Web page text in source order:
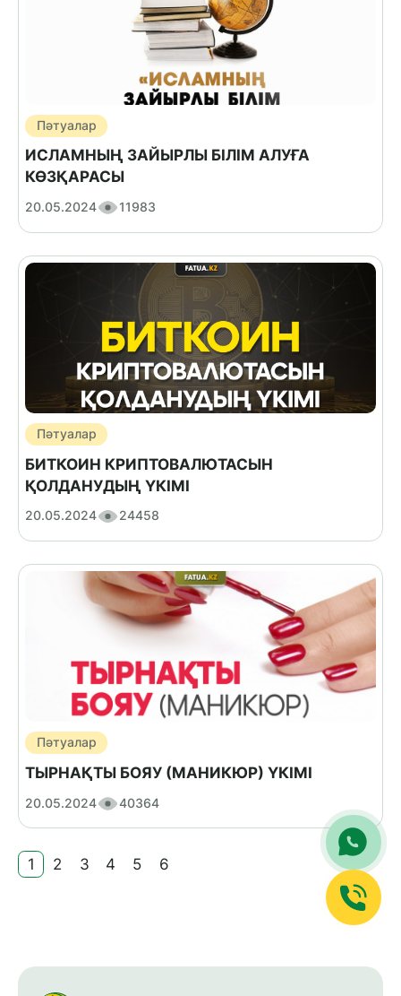
Пәтуалар
ИСЛАМНЫҢ ЗАЙЫРЛЫ БІЛІМ АЛУҒА
КӨЗҚАРАСЫ
20.05.2024 11983
Пәтуалар
БИТКОИН КРИПТОВАЛЮТАСЫН
ҚОЛДАНУДЫҢ ҮКІМІ
20.05.2024 24458
Пәтуалар
ТЫРНАҚТЫ БОЯУ (МАНИКЮР) ҮКІМІ
20.05.2024 40364
1 2 3 4 5 6